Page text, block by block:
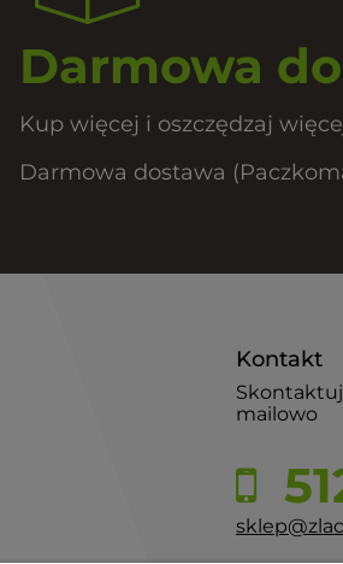
Darmowa
Kup więcej i oszczędzaj
Darmowa dostawa
Kontakt
mailowo